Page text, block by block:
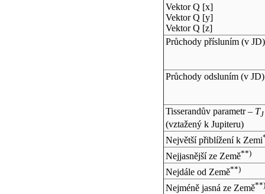
Vektor Q [x]
Vektor Q [y]
Vektor Q [z]
Průchody přísluním (v JD)
Průchody odsluním (v JD)
Tisserandův parametr – TJ
(vztažený k Jupiteru)
Největší přiblížení k Zemi
Nejjasnější ze Země**)
Nejdále od Země**)
Nejméně jasná ze Země**)